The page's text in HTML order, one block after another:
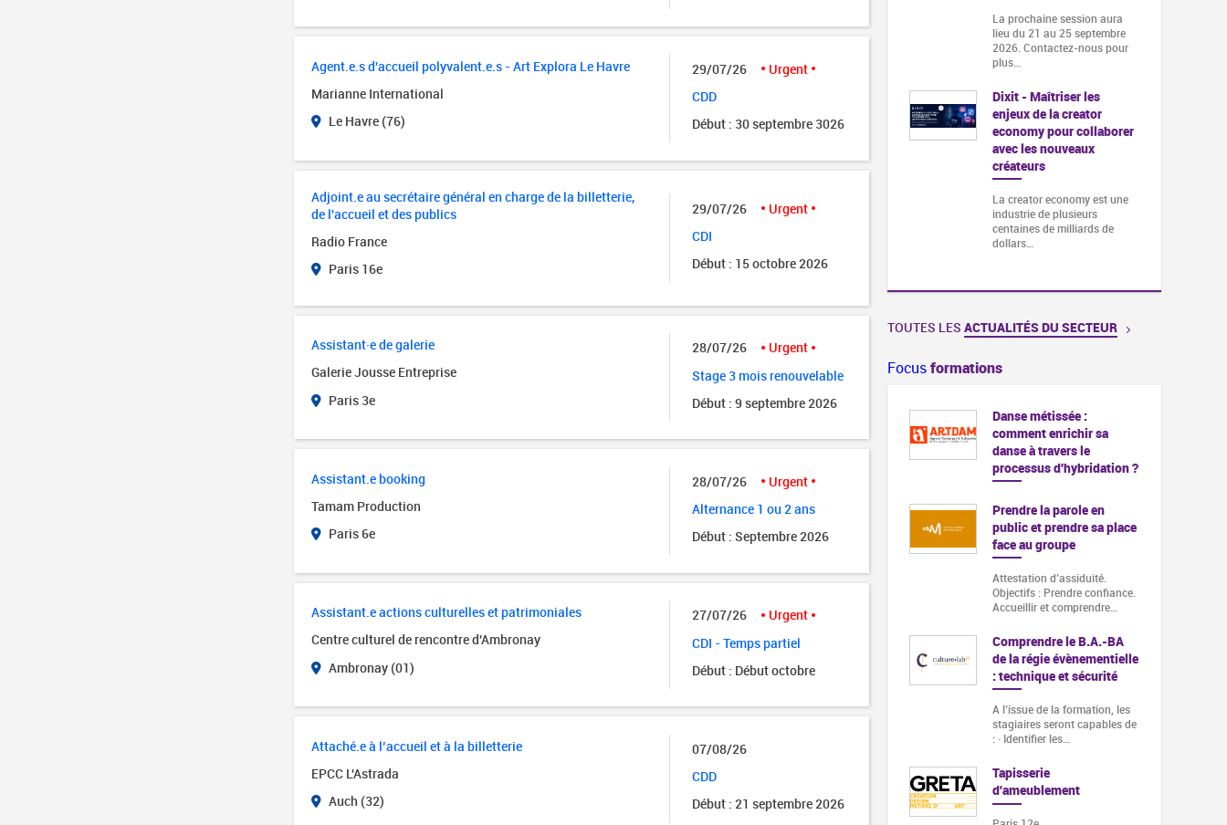
Agent.e.s d'accueil polyvalent.e.s - Art Explora Le Havre
Marianne International
Le Havre (76)
29/07/26
Urgent
CDD
Début : 30 septembre 3026
Adjoint.e au secrétaire général en charge de la billetterie,
de l'accueil et des publics
Radio France
Paris 16e
29/07/26
Urgent
CDI
Début : 15 octobre 2026
Assistant·e de galerie
Galerie Jousse Entreprise
Paris 3e
28/07/26
Urgent
Stage 3 mois renouvelable
Début : 9 septembre 2026
Assistant.e booking
Tamam Production
Paris 6e
28/07/26
Urgent
Alternance 1 ou 2 ans
Début : Septembre 2026
Assistant.e actions culturelles et patrimoniales
Centre culturel de rencontre d'Ambronay
Ambronay (01)
27/07/26
Urgent
CDI - Temps partiel
Début : Début octobre
Attaché.e à l’accueil et à la billetterie
EPCC L'Astrada
Auch (32)
07/08/26
CDD
Début : 21 septembre 2026
La prochaine session aura
lieu du 21 au 25 septembre
2026. Contactez-nous pour
plus…
Dixit - Maîtriser les
enjeux de la creator
economy pour collaborer
avec les nouveaux
créateurs
La creator economy est une
industrie de plusieurs
centaines de milliards de
dollars…
TOUTES LES ACTUALITÉS DU SECTEUR
Focusformations
Danse métissée :
comment enrichir sa
danse à travers le
processus d'hybridation ?
Prendre la parole en
public et prendre sa place
face au groupe
Attestation d’assiduité.
Objectifs : Prendre confiance.
Accueillir et comprendre…
Comprendre le B.A.-BA
de la régie évènementielle
: technique et sécurité
A l’issue de la formation, les
stagiaires seront capables de
: · Identifier les…
Tapisserie
d'ameublement